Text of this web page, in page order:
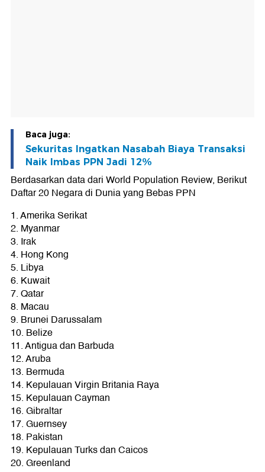
Baca juga:
Sekuritas Ingatkan Nasabah Biaya Transaksi
Naik Imbas PPN Jadi 12%
Berdasarkan data dari World Population Review, Berikut
Daftar 20 Negara di Dunia yang Bebas PPN
1. Amerika Serikat
2. Myanmar
3. Irak
4. Hong Kong
5. Libya
6. Kuwait
7. Qatar
8. Macau
9. Brunei Darussalam
10. Belize
11. Antigua dan Barbuda
12. Aruba
13. Bermuda
14. Kepulauan Virgin Britania Raya
15. Kepulauan Cayman
16. Gibraltar
17. Guernsey
18. Pakistan
19. Kepulauan Turks dan Caicos
20. Greenland